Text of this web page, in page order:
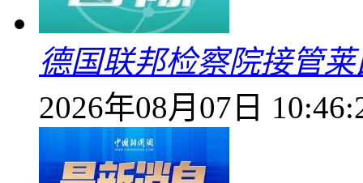
德国联邦检察院接管
2026年08月07日